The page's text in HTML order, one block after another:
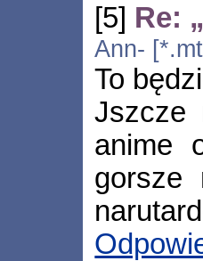
[5] Re:
Ann-
To
Jszcze
anime
gorsze